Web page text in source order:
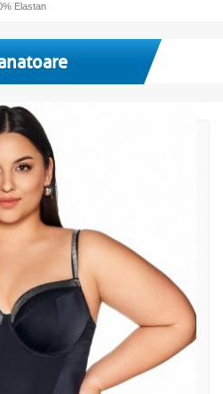
Elastan